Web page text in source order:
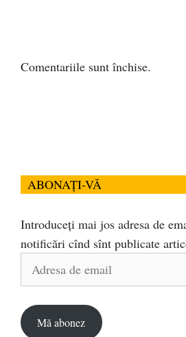
Comentariile sunt închise.
ABONAȚI-VĂ
Introduceți mai jos adresa de
notificări cînd sînt publicate
Adresa
Mă abonez